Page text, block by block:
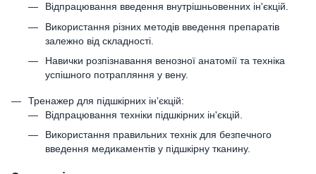
Відпрацювання введення внутрішньовенних ін'єкцій.
Використання різних методів введення препаратів
залежно від складності.
Навички розпізнавання венозної анатомії та техніка
успішного потрапляння у вену.
Тренажер для підшкірних інʼєкцій:
Відпрацювання техніки підшкірних ін'єкцій.
Використання правильних технік для безпечного
введення медикаментів у підшкірну тканину.